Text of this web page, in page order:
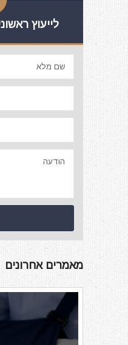
לייעוץ
מאמרים אחרונים